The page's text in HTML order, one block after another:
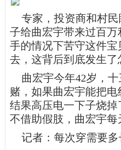
专家，投资商和村民
子给曲宏宇带来过百
手的情况下苦守这件
去，这背后到底发生了
曲宏宇今年42岁，十
赌，如果曲宏宇能把
结果高压电一下子烧
不借助假肢，曲宏宇
记者：每次穿需要多